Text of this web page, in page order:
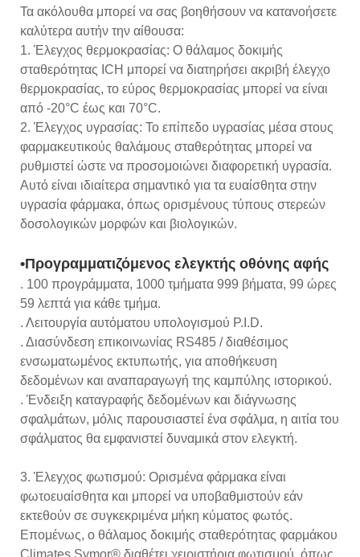
Τα ακόλουθα μπορεί να σας βοηθήσουν να κατανοήσετε
καλύτερα αυτήν την αίθουσα:
1. Έλεγχος θερμοκρασίας: Ο θάλαμος δοκιμής
σταθερότητας ICH μπορεί να διατηρήσει ακριβή έλεγχο
θερμοκρασίας, το εύρος θερμοκρασίας μπορεί να είναι
από -20°C έως και 70°C.
2. Έλεγχος υγρασίας: Το επίπεδο υγρασίας μέσα στους
φαρμακευτικούς θαλάμους σταθερότητας μπορεί να
ρυθμιστεί ώστε να προσομοιώνει διαφορετική υγρασία.
Αυτό είναι ιδιαίτερα σημαντικό για τα ευαίσθητα στην
υγρασία φάρμακα, όπως ορισμένους τύπους στερεών
δοσολογικών μορφών και βιολογικών.
•Προγραμματιζόμενος ελεγκτής οθόνης αφής
. 100 προγράμματα, 1000 τμήματα 999 βήματα, 99 ώρες
59 λεπτά για κάθε τμήμα.
. Λειτουργία αυτόματου υπολογισμού P.I.D.
. Διασύνδεση επικοινωνίας RS485 / διαθέσιμος
ενσωματωμένος εκτυπωτής, για αποθήκευση
δεδομένων και αναπαραγωγή της καμπύλης ιστορικού.
. Ένδειξη καταγραφής δεδομένων και διάγνωσης
σφαλμάτων, μόλις παρουσιαστεί ένα σφάλμα, η αιτία του
σφάλματος θα εμφανιστεί δυναμικά στον ελεγκτή.
3. Έλεγχος φωτισμού: Ορισμένα φάρμακα είναι
φωτοευαίσθητα και μπορεί να υποβαθμιστούν εάν
εκτεθούν σε συγκεκριμένα μήκη κύματος φωτός.
Επομένως, ο θάλαμος δοκιμής σταθερότητας φαρμάκου
Climates Symor® διαθέτει χειριστήρια φωτισμού, όπως